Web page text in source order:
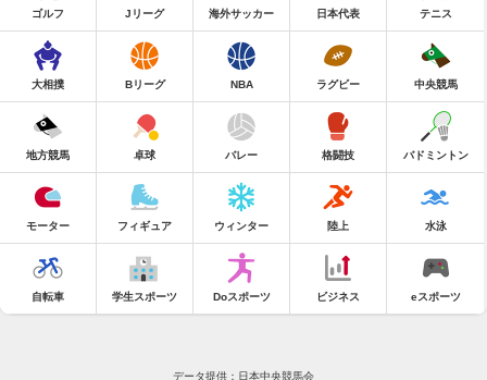
ゴルフ Jリーグ 海外サッカー 日本代表 テニス
大相撲 Bリーグ NBA ラグビー 中央競馬
地方競馬 卓球 バレー 格闘技 バドミントン
モーター フィギュア ウィンター 陸上 水泳
自転車 学生スポーツ Doスポーツ ビジネス eスポーツ
データ提供：日本中央競馬会